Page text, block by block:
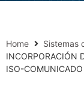
Home
Sistemas
INCORPORACIÓN
ISO-